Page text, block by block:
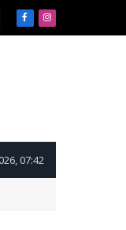
FacebookInstagram
07:42